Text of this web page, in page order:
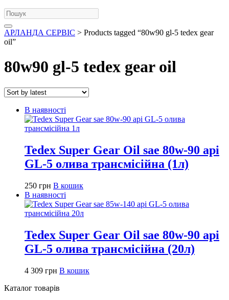
АРЛАНДА СЕРВІС > Products tagged “80w90 gl-5 tedex gear
oil”
80w90 gl-5 tedex gear oil
В наявності
Tedex Super Gear Oil sae 80w-90 api
GL-5 олива трансмісійна (1л)
250 грн В кошик
В наявності
Tedex Super Gear Oil sae 80w-90 api
GL-5 олива трансмісійна (20л)
4 309 грн В кошик
Каталог товарів